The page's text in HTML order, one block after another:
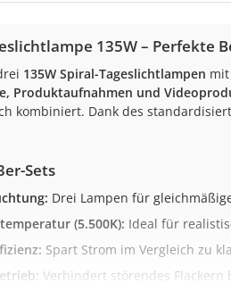
135W – Perfekte
135W Spiral-Tageslichtlampen
Produktaufnahmen und
kombiniert. Dank des
Sets
Drei Lampen für
(5.500K): Ideal für
Spart Strom im Vergleich zu
Verhindert störendes Flackern